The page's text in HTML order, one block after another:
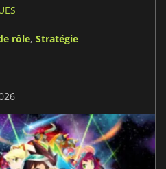
rôle, Stratégie